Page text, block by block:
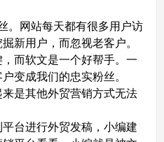
网站每天都有很多用户访
新用户，而忽视老客户。
而软文是一个好帮手。一
变成我们的忠实粉丝。
是其他外贸营销方式无法
台进行外贸发稿，小编建